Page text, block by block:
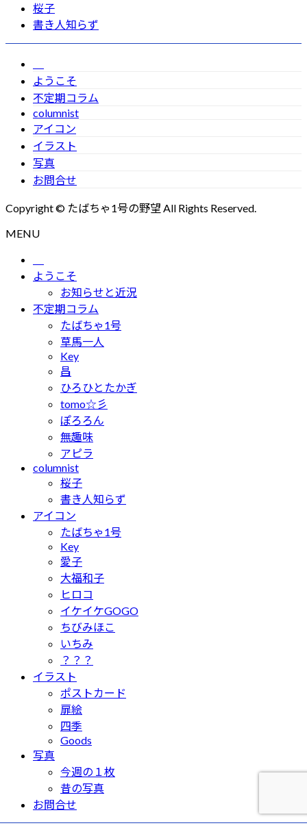
桜子
書き人知らず
ようこそ
不定期コラム
columnist
アイコン
イラスト
写真
お問合せ
Copyright © たばちゃ1号の野望 All Rights Reserved.
MENU
ようこそ
お知らせと近況
不定期コラム
たばちゃ1号
草馬一人
Key
昌
ひろひとたかぎ
tomo☆彡
ぽろろん
無趣味
アピラ
columnist
桜子
書き人知らず
アイコン
たばちゃ1号
Key
愛子
大福和子
ヒロコ
イケイケGOGO
ちびみほこ
いちみ
？？？
イラスト
ポストカード
扉絵
四季
Goods
写真
今週の１枚
昔の写真
お問合せ